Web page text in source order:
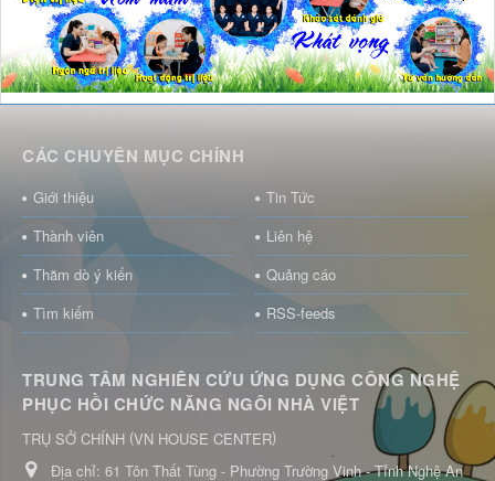
CÁC CHUYÊN MỤC CHÍNH
Giới thiệu
Tin Tức
Thành viên
Liên hệ
Thăm dò ý kiến
Quảng cáo
Tìm kiếm
RSS-feeds
TRUNG TÂM NGHIÊN CỨU ỨNG DỤNG CÔNG NGHỆ
PHỤC HỒI CHỨC NĂNG NGÔI NHÀ VIỆT
TRỤ SỞ CHÍNH (VN HOUSE CENTER)
Địa chỉ: 61 Tôn Thất Tùng - Phường Trường Vinh - Tỉnh Nghệ An